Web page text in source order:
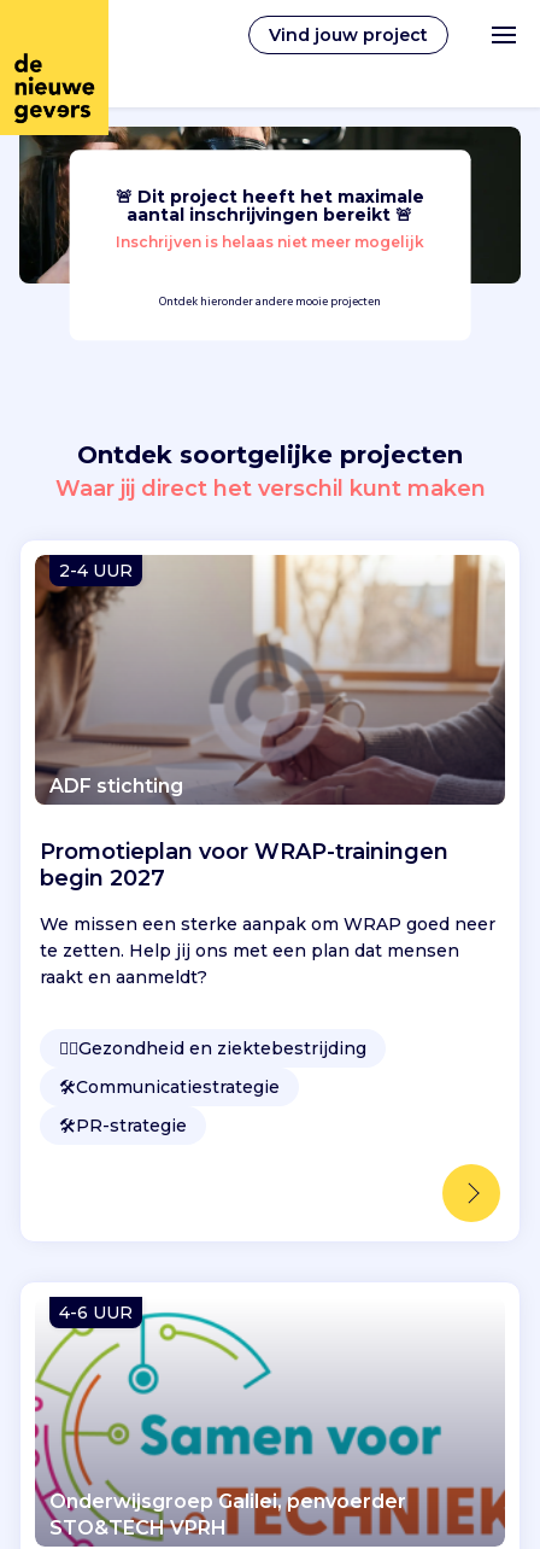
Vind jouw project
Nederlands
Vrijwilligerswerk
Vind jouw project
Inloggen
🚨 Dit project heeft het maximale
aantal inschrijvingen bereikt 🚨
Inschrijven is helaas niet meer mogelijk
Ontdek hieronder andere mooie projecten
Ontdek soortgelijke projecten
Waar jij direct het verschil kunt maken
2-4 UUR
ADF stichting
Promotieplan voor WRAP-trainingen
begin 2027
We missen een sterke aanpak om WRAP goed neer
te zetten. Help jij ons met een plan dat mensen
raakt en aanmeldt?
👩‍⚕️Gezondheid en ziektebestrijding
🛠️Communicatiestrategie
🛠️PR-strategie
4-6 UUR
Onderwijsgroep Galilei, penvoerder
STO&TECH VPRH